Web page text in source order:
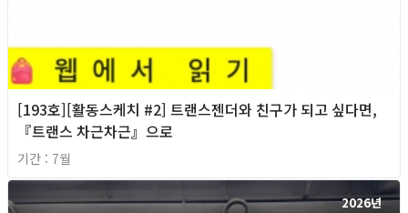
[193호][활동스케치 #2] 트랜스젠더와 친구가 되고 싶다면,
『트랜스 차근차근』으로
기간 : 7월
2026년